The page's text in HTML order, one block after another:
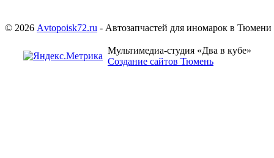
© 2026 Аvtopoisk72.ru - Автозапчастей для иномарок в Тюмени
Мультимедиа-студия «Два в кубе»
Создание сайтов Тюмень